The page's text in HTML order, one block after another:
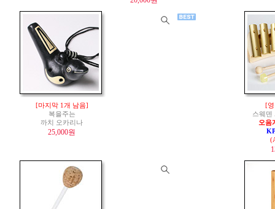
[마지막 1개 남음]
복을주는
까치 오카리나
25,000원
[
스웨덴
오음